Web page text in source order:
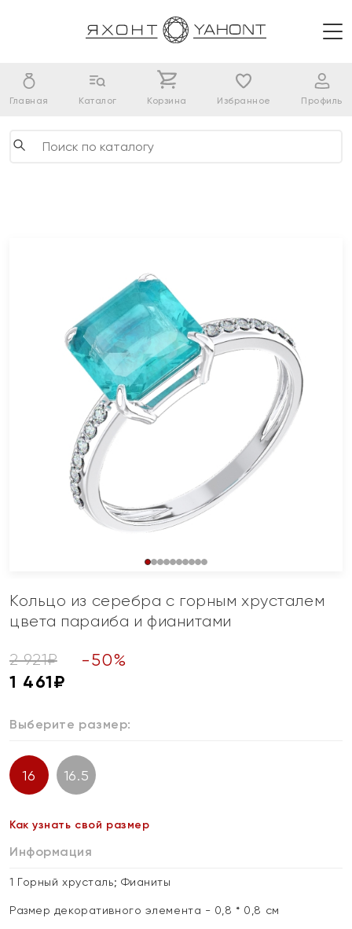
Главная Каталог Корзина Избранное Профиль
Кольцо из серебра с горным хрусталем
цвета параиба и фианитами
2 921₽ -50%
1 461₽
Выберите размер:
16 16.5
Как узнать свой размер
Информация
1 Горный хрусталь; Фианиты
Размер декоративного элемента - 0,8 * 0,8 см